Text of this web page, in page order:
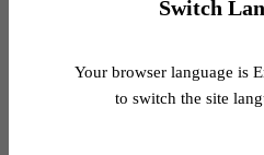
Destinado a aguçar a
quando o fato pode reforçar
Switch
Your browser language is
to switch the site